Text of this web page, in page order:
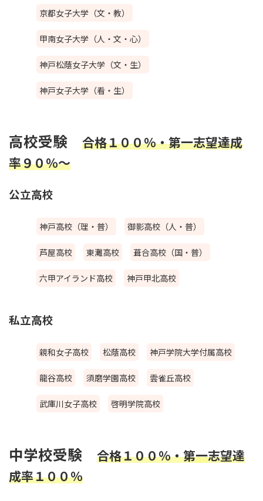
京都女子大学（文・教）
甲南女子大学（人・文・心）
神戸松蔭女子大学（文・生）
神戸女子大学（看・生）
高校受験 合格１００％・第一志望達成
率９０％～
公立高校
神戸高校（理・普） 御影高校（人・普）
芦屋高校 東灘高校 葺合高校（国・普）
六甲アイランド高校 神戸甲北高校
私立高校
親和女子高校 松蔭高校 神戸学院大学付属高校
龍谷高校 須磨学園高校 雲雀丘高校
武庫川女子高校 啓明学院高校
中学校受験 合格１００％・第一志望達
成率１００％